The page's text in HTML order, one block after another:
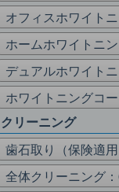
オフィスホワイトニ
ホームホワイトニ
デュアルホワイトニ
ホワイトニングコー
クリーニング
歯石取り（保険適用
全体クリーニング：